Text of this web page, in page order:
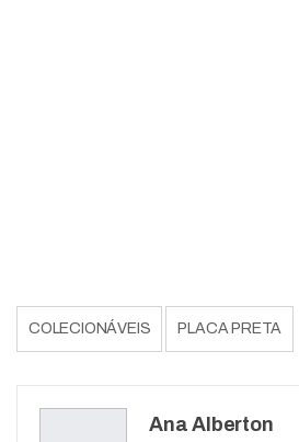
COLECIONÁVEIS PLACA PRETA
Ana Alberton